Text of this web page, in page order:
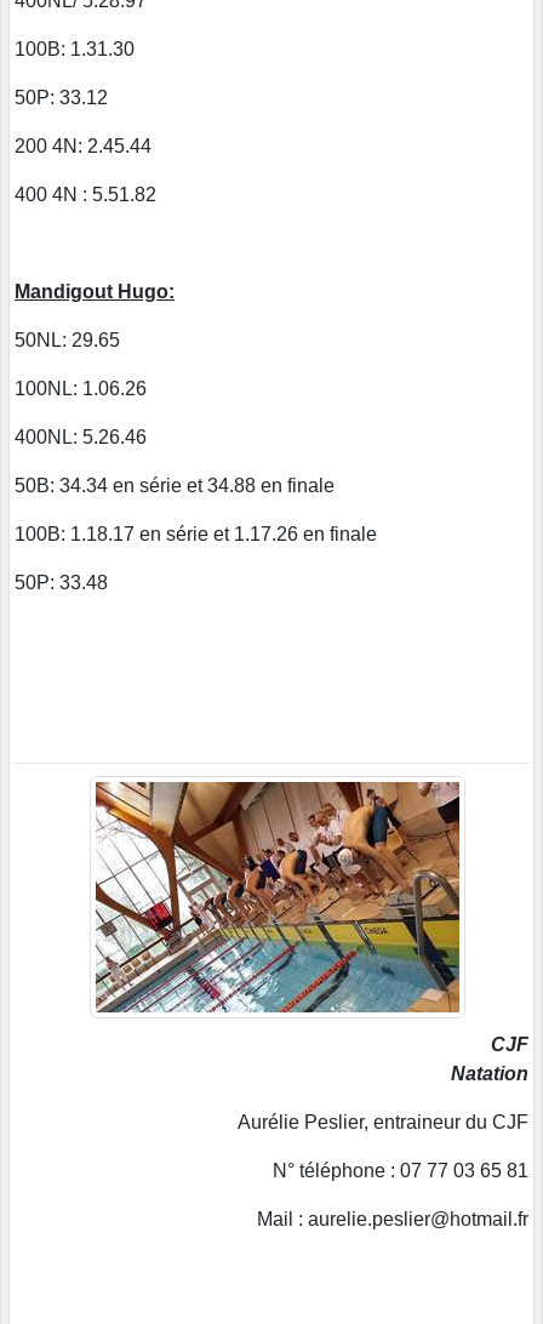
100B: 1.31.30
50P: 33.12
200 4N: 2.45.44
400 4N : 5.51.82
Mandigout Hugo:
50NL: 29.65
100NL: 1.06.26
400NL: 5.26.46
50B: 34.34 en série et 34.88 en finale
100B: 1.18.17 en série et 1.17.26 en finale
50P: 33.48
CJF
Natation
Aurélie Peslier, entraineur du CJF
N° téléphone : 07 77 03 65 81
Mail : aurelie.peslier@hotmail.fr